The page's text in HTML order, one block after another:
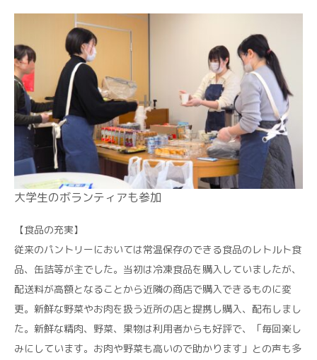
大学生のボランティアも参加
【食品の充実】
従来のパントリーにおいては常温保存のできる食品のレトルト食
品、缶詰等が主でした。当初は冷凍食品を購入していましたが、
配送料が高額となることから近隣の商店で購入できるものに変
更。新鮮な野菜やお肉を扱う近所の店と提携し購入、配布しまし
た。新鮮な精肉、野菜、果物は利用者からも好評で、「毎回楽し
みにしています。お肉や野菜も高いので助かります」との声も多